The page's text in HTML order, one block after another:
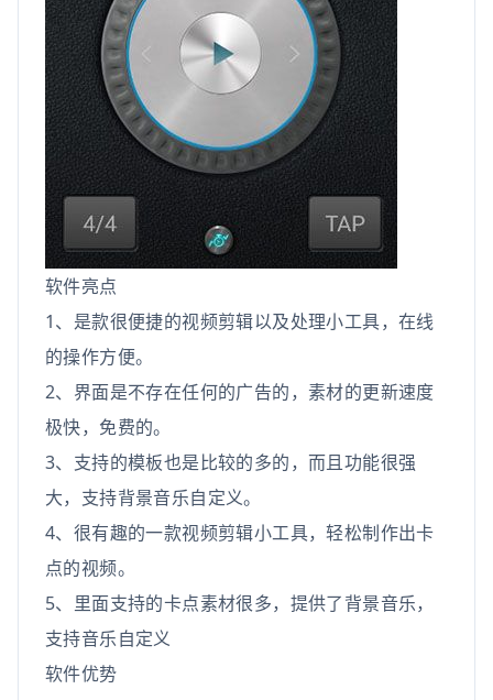
软件亮点
1、是款很便捷的视频剪辑以及处理小工具，在线
的操作方便。
2、界面是不存在任何的广告的，素材的更新速度
极快，免费的。
3、支持的模板也是比较的多的，而且功能很强
大，支持背景音乐自定义。
4、很有趣的一款视频剪辑小工具，轻松制作出卡
点的视频。
5、里面支持的卡点素材很多，提供了背景音乐，
支持音乐自定义
软件优势